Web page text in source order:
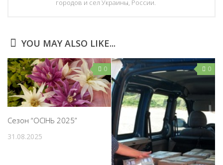
городов и сел Украины, России.
YOU MAY ALSO LIKE...
0
Сезон “ОСІНЬ 2025”
31.08.2025
0